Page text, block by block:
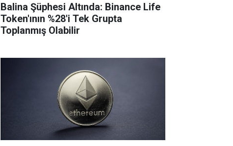
Balina Şüphesi Altında: Binance Life
Token'ının %28'i Tek Grupta
Toplanmış Olabilir